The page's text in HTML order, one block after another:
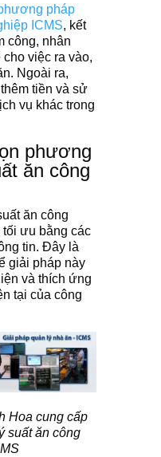
pháp
ICMS, kết
công, nhân
việc ra vào,
Ngoài ra,
tiền và sử
vụ khác trong
phương
ăn công
ăn công
ưu bằng các
tin. Đây là
giải pháp này
và thích ứng
tại của công
Hoa cung cấp
suất ăn công